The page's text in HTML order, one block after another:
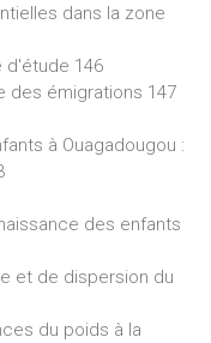
dans la zone
d'étude 146
des émigrations 147
à Ouagadougou :
des enfants
et de dispersion du
du poids à la